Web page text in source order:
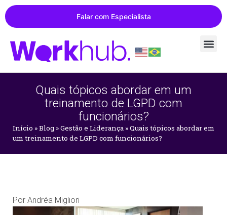
Falar com Especialista
Quais tópicos abordar em um
treinamento de LGPD com
funcionários?
Início »Blog »Gestão e Liderança »Quais tópicos abordar em
um treinamento de LGPD com funcionários?
Por Andréa Migliori